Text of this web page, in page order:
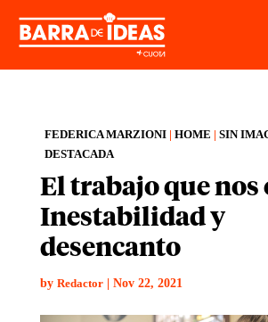
FEDERICA MARZIONI| HOME
SIN
DESTACADA
El trabajo que nos
Inestabilidad y
desencanto
by Redactor| Nov 22, 2021